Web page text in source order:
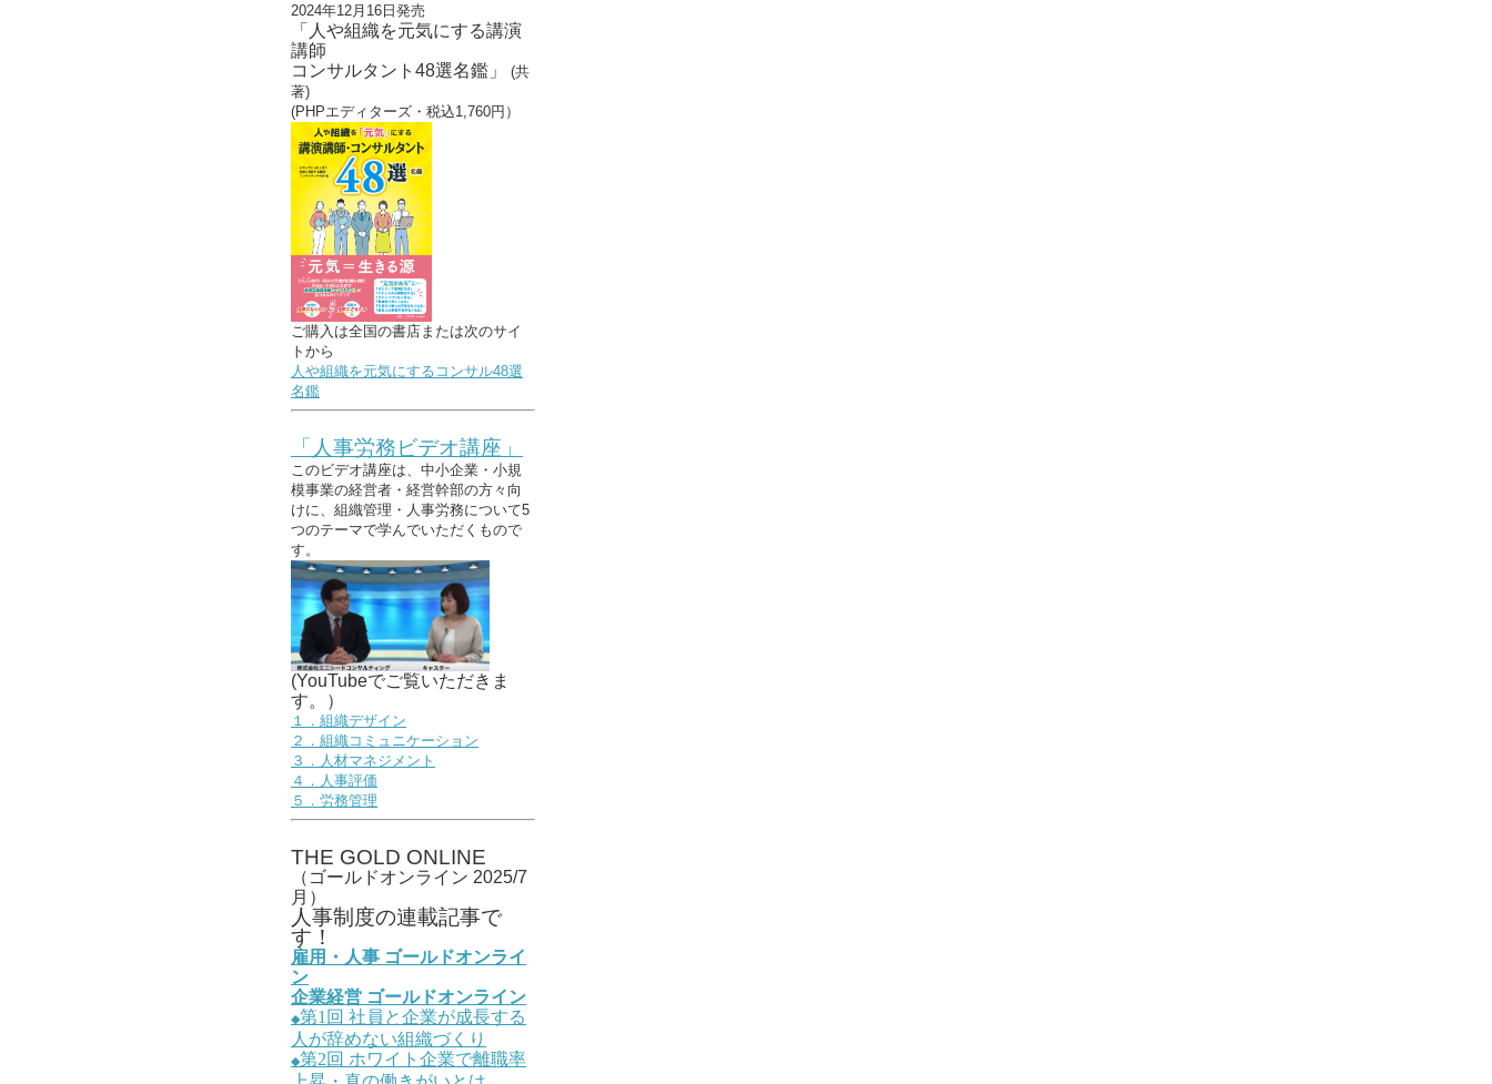
2024年12月16日発売
「人や組織を元気にする講演
講師
コンサルタント48選名鑑」 (共
著)
(PHPエディターズ・税込1,760円）
ご購入は全国の書店または次のサイ
トから
人や組織を元気にするコンサル48選
名鑑
「人事労務ビデオ講座」
このビデオ講座は、中小企業・小規
模事業の経営者・経営幹部の方々向
けに、組織管理・人事労務について5
つのテーマで学んでいただくもので
す。
(YouTubeでご覧いただきま
す。）
１．組織デザイン
２．組織コミュニケーション
３．人材マネジメント
４．人事評価
５．労務管理
THE GOLD ONLINE
（ゴールドオンライン 2025/7
月）
人事制度の連載記事で
す！
雇用・人事 ゴールドオンライ
ン
企業経営 ゴールドオンライン
◆第1 回 社員と企業が成長する
人が辞めない組織づくり
◆第2回 ホワイト企業で離職率